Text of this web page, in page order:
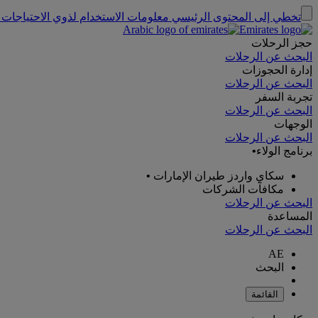
تخطي إلى المحتوى الرئيسي معلومات الاستخدام لذوي
حجز الرحلات
البحث عن الرحلات
إدارة الحجوزات
البحث عن الرحلات
تجربة السفر
البحث عن الرحلات
الوجهات
البحث عن الرحلات
برنامج الولاء•
سكاي واردز طيران الإمارات •
مكافآت الشركات
البحث عن الرحلات
المساعدة
البحث عن الرحلات
AE
البحث
القائمة